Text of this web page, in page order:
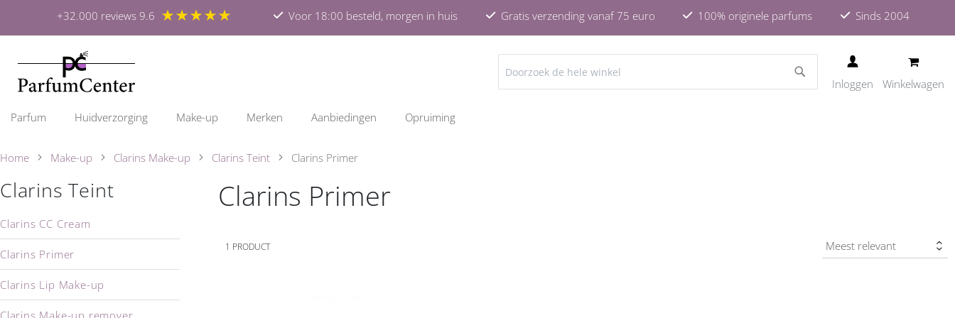
+32.000 reviews 9.6 ★★★★★ Voor 18:00 besteld, morgen in huis Gratis verzending vanaf 75 euro 100% originele parfums Sinds 2004
Inloggen Winkelwagen
ZOEKEN
Parfum Huidverzorging Make-up Merken Aanbiedingen Opruiming
Home Make-up Clarins Make-up Clarins Teint Clarins Primer
Clarins Primer
1 PRODUCT
Clarins Teint
Clarins CC Cream
Clarins Primer
Clarins Lip Make-up
Clarins Make-up remover